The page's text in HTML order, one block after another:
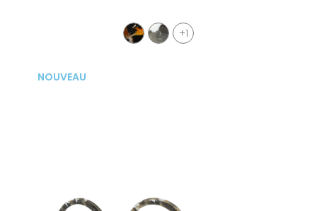
+1
NOUVEAU